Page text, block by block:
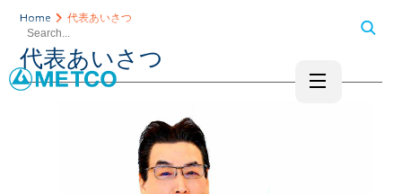
Home 代表あいさつ
代表あいさつ